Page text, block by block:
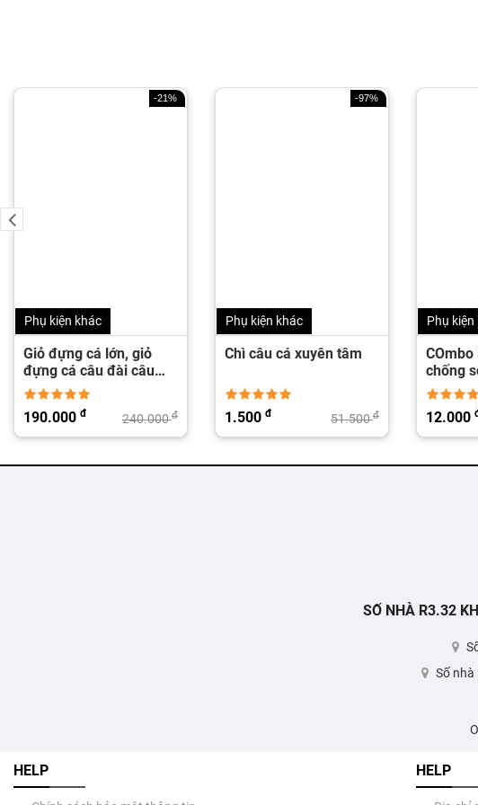
-21%
Phụ kiện khác
Giỏ đựng cá lớn, giỏ
đựng cá câu đài câu
đơn 1.8m 2.5m
240.000đ
190.000 đ
-97%
Phụ kiện khác
Chì câu cá xuyên tâm
51.500đ
1.500 đ
Phụ kiện
chống
12.000
SỐ NHÀ R3.32
Số nhà
HELP HELP